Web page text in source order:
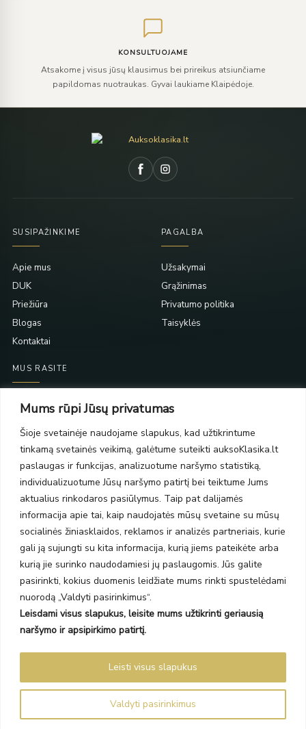
Mums rūpi Jūsų privatumas
Šioje svetainėje naudojame slapukus, kad užtikrintume
tinkamą svetainės veikimą, galėtume suteikti auksoKlasika.lt
paslaugas ir funkcijas, analizuotume naršymo statistiką,
individualizuotume Jūsų naršymo patirtį bei teiktume Jums
aktualius rinkodaros pasiūlymus. Taip pat dalijamės
informacija apie tai, kaip naudojatės mūsų svetaine su mūsų
socialinės žiniasklaidos, reklamos ir analizės partneriais, kurie
gali ją sujungti su kita informacija, kurią jiems pateikėte arba
kurią jie surinko naudodamiesi jų paslaugomis. Jūs galite
pasirinkti, kokius duomenis leidžiate mums rinkti spustelėdami
nuorodą „Valdyti pasirinkimus“.
Leisdami visus slapukus, leisite mums užtikrinti geriausią
naršymo ir apsipirkimo patirtį.
Valdyti pasirinkimus
Leisti visus slapukus
KONSULTUOJAME
Atsakome į visus jūsų klausimus bei prireikus atsiunčiame
papildomas nuotraukas. Gyvai laukiame Klaipėdoje.
SUSIPAŽINKIME
Apie mus
DUK
Priežiūra
Blogas
Kontaktai
PAGALBA
Užsakymai
Grąžinimas
Privatumo politika
Taisyklės
MUS RASITE
Taikos pr. 139
PC Molas, Klaipėda
Taikos pr. 141
PC BIG 2, Klaipėda
Šilutės pl. 35
PC Banginis, Klaipėda
NAUJIENLAIŠKIS
Prenumeruokite ir gaukite pasiūlymus, naujienas bei riboto
leidimo kolekcijas.
Prenumeruodami sutinkate su Taisyklėmis ir Privatumo politika.
Auksoklasika.lt © 2026 Visos teisės saugomos